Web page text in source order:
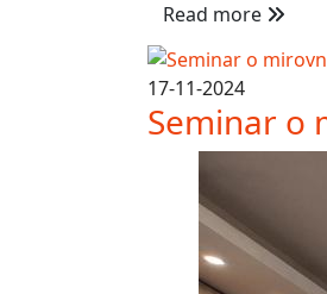
Read more
17-11-2024
Seminar o